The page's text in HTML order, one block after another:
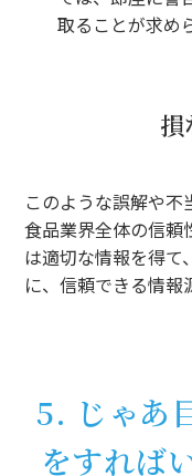
取ることが求め
このような誤解や
食品業界全体の信頼
は適切な情報を得て
に、信頼できる情報
5. じゃあ
をすれば